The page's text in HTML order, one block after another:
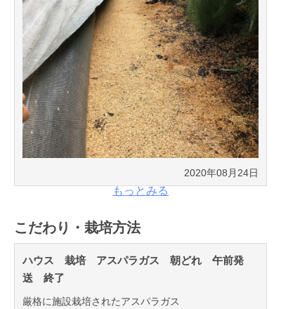
2020年08月24日
もっとみる
こだわり・栽培方法
ハウス 栽培 アスパラガス 朝どれ 午前発
送 終了
厳格に施設栽培されたアスパラガス